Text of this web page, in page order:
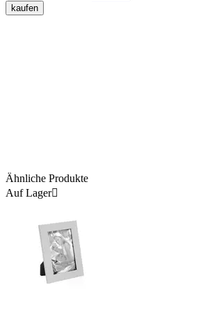
kaufen
Ähnliche Produkte
Auf Lager